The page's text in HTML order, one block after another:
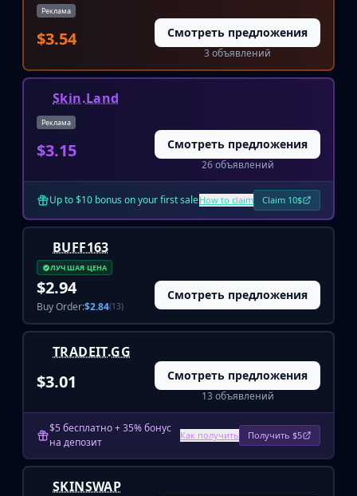
Huntsman Knife
Karambit
M9 Bayonet
Navaja Knife
Paracord Knife
Shadow Daggers
Stiletto Knife
Survival Knife
Talon Knife
Ursus Knife
Gloves
Bloodhound Gloves
Broken Fang Gloves
Driver Gloves
Hand Wraps
Hydra Gloves
Moto Gloves
Sport Gloves
Stickers
Charms
Реклама
$3.54 Смотреть предложения
3 объявлений
Skin.Land
Реклама
$3.15 Смотреть предложения
26 объявлений
Up to $10 bonus on your first saleHow to claim Claim 10$
BUFF163
ЛУЧШАЯ ЦЕНА
$2.94
Buy Order:$2.84(13)
Смотреть предложения
TRADEIT.GG
$3.01 Смотреть предложения
13 объявлений
$5 бесплатно + 35% бонус
на депозит
Как получить Получить $5
SKINSWAP